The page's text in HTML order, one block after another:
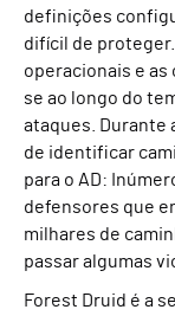
definições
difícil de
operacionais e
se ao longo do
ataques. Durante
de identificar
para o AD:
defensores que
milhares de
passar algumas
Forest Druid é a